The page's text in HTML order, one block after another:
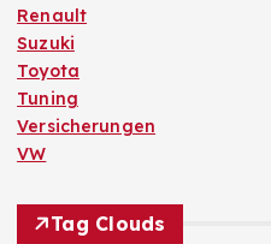
Renault
Suzuki
Toyota
Tuning
Versicherungen
VW
Tag Clouds